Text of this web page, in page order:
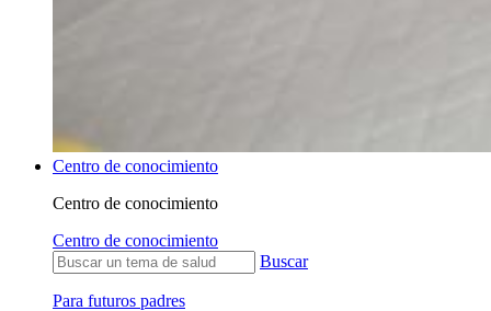
Centro de conocimiento
Centro de conocimiento
Centro de conocimiento
Buscar
Para futuros padres